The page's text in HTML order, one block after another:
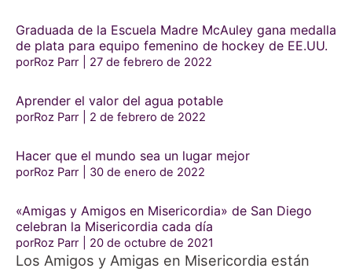
Graduada de la Escuela Madre McAuley gana medalla
de plata para equipo femenino de hockey de EE.UU.
porRoz Parr 27 de febrero de 2022
Aprender el valor del agua potable
porRoz Parr 2 de febrero de 2022
Hacer que el mundo sea un lugar mejor
porRoz Parr 30 de enero de 2022
«Amigas y Amigos en Misericordia» de San Diego
celebran la Misericordia cada día
porRoz Parr 20 de octubre de 2021
Los Amigos y Amigas en Misericordia están